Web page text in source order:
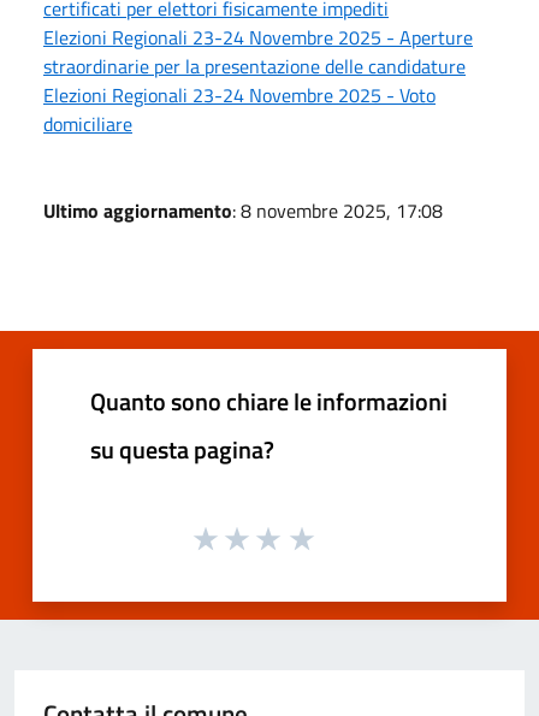
certificati per elettori fisicamente impediti
Elezioni Regionali 23-24 Novembre 2025 - Aperture
straordinarie per la presentazione delle candidature
Elezioni Regionali 23-24 Novembre 2025 - Voto
domiciliare
Ultimo aggiornamento: 8 novembre 2025, 17:08
Quanto sono chiare le informazioni
su questa pagina?